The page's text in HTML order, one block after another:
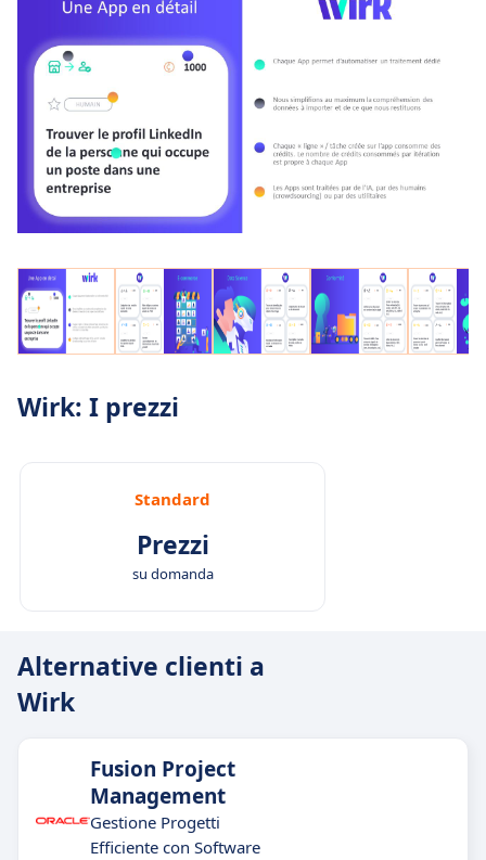
Wirk: I prezzi
Standard
Prezzi
su domanda
Alternative clienti a
Wirk
Fusion Project
Management
Gestione Progetti
Efficiente con Software